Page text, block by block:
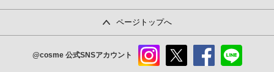
ページトップへ
@cosme 公式SNSアカウント